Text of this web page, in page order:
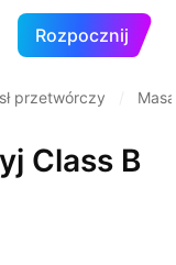
Rozpocznij
przetwórczy
Class B